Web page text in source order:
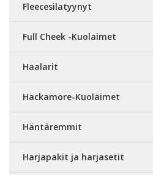
Fleecesilatyynyt
Full Cheek -Kuolaimet
Haalarit
Hackamore-Kuolaimet
Häntäremmit
Harjapakit ja harjasetit